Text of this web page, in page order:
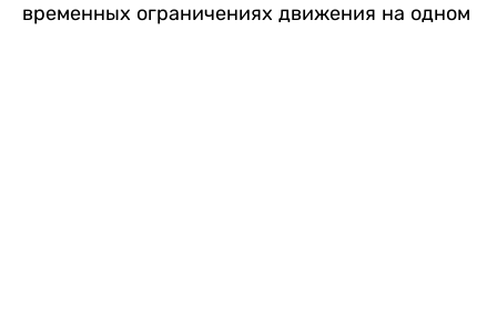
временных ограничениях движения на одном